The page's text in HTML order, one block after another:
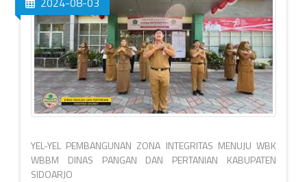
YEL-YEL PEMBANGUNAN ZONA INTEGRITAS MENUJU WBK
WBBM DINAS PANGAN DAN PERTANIAN KABUPATEN
SIDOARJO